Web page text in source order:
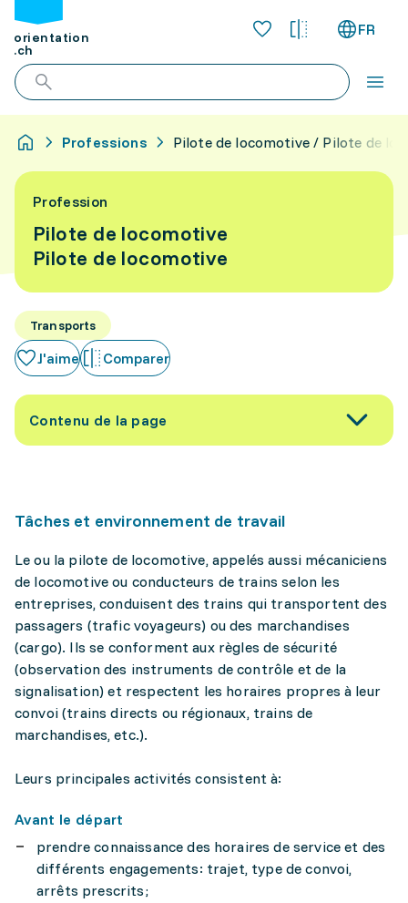
orientation
.ch
FR
Professions Pilote de locomotive / Pilote de
Profession
Pilote de locomotive
Pilote de locomotive
Transports
J'aime Comparer
Contenu de la page
Tâches et environnement de travail
Le ou la pilote de locomotive, appelés aussi mécaniciens
de locomotive ou conducteurs de trains selon les
entreprises, conduisent des trains qui transportent des
passagers (trafic voyageurs) ou des marchandises
(cargo). Ils se conforment aux règles de sécurité
(observation des instruments de contrôle et de la
signalisation) et respectent les horaires propres à leur
convoi (trains directs ou régionaux, trains de
marchandises, etc.).
Leurs principales activités consistent à:
Avant le départ
prendre connaissance des horaires de service et des
différents engagements: trajet, type de convoi,
arrêts prescrits;